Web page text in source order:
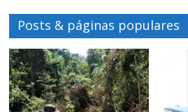
Posts & páginas populares